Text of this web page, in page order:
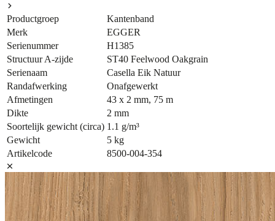
Productgroep
Kantenband
Merk
EGGER
Serienummer
H1385
Structuur A-zijde
ST40 Feelwood Oakgrain
Serienaam
Casella Eik Natuur
Randafwerking
Onafgewerkt
Afmetingen
43 x 2 mm, 75 m
Dikte
2 mm
Soortelijk gewicht (circa) 1.1 g/m³
Gewicht
5 kg
Artikelcode
8500-004-354